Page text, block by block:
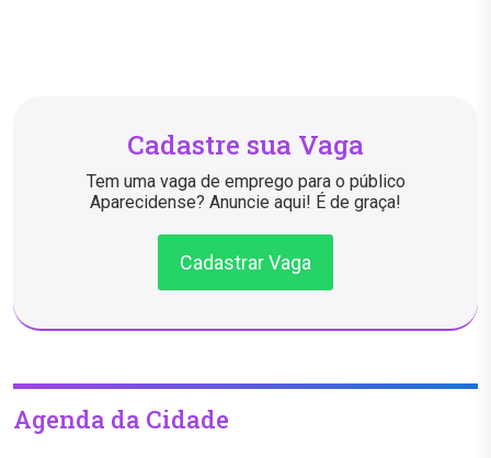
Cadastre sua Vaga
Tem uma vaga de emprego para o público
Aparecidense? Anuncie aqui! É de graça!
Cadastrar Vaga
Agenda da Cidade